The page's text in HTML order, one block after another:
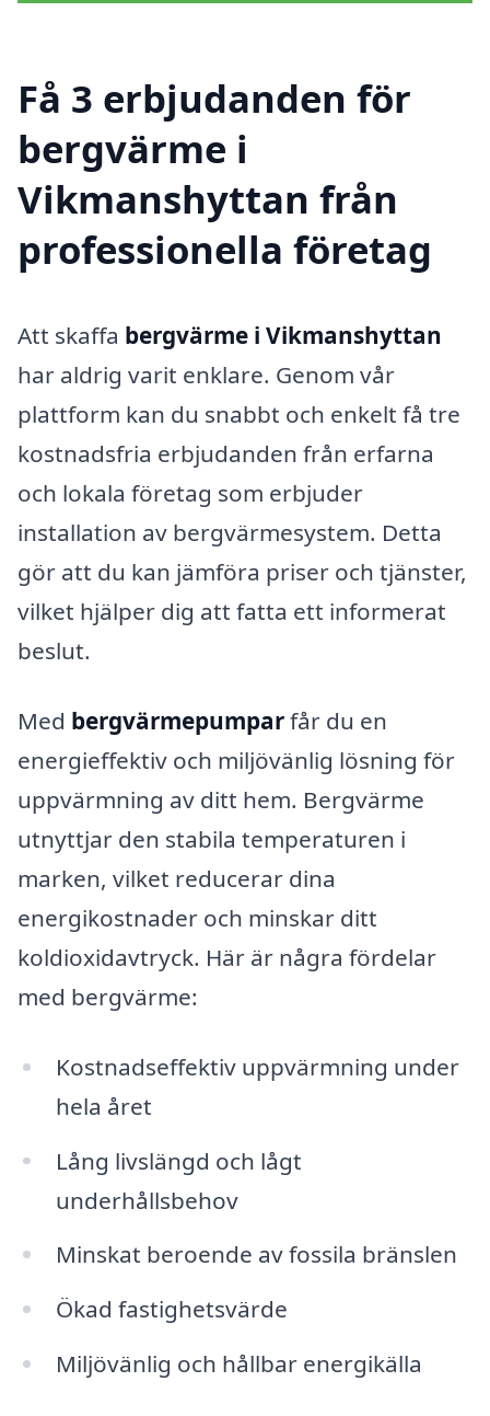
Få 3 erbjudanden för
bergvärme i
Vikmanshyttan från
professionella företag
Att skaffa bergvärme i Vikmanshyttan
har aldrig varit enklare. Genom vår
plattform kan du snabbt och enkelt få tre
kostnadsfria erbjudanden från erfarna
och lokala företag som erbjuder
installation av bergvärmesystem. Detta
gör att du kan jämföra priser och tjänster,
vilket hjälper dig att fatta ett informerat
beslut.
Med bergvärmepumparfår du en
energieffektiv och miljövänlig lösning för
uppvärmning av ditt hem. Bergvärme
utnyttjar den stabila temperaturen i
marken, vilket reducerar dina
energikostnader och minskar ditt
koldioxidavtryck. Här är några fördelar
med bergvärme:
Kostnadseffektiv uppvärmning under
hela året
Lång livslängd och lågt
underhållsbehov
Minskat beroende av fossila bränslen
Ökad fastighetsvärde
Miljövänlig och hållbar energikälla